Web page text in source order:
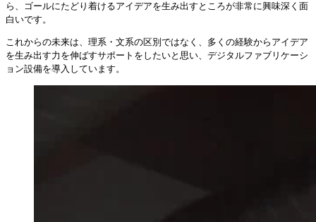
ら、ゴールにたどり着けるアイデアを生み出すところが非常に興味深く面
白いです。
これからの未来は、理系・文系の区別ではなく、多くの経験からアイデア
を生み出す力を伸ばすサポートをしたいと思い、デジタルファブリケーシ
ョン設備を導入しています。